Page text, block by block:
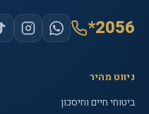
*2056
ניווט מהיר
ביטוחי חיים וחיסכון